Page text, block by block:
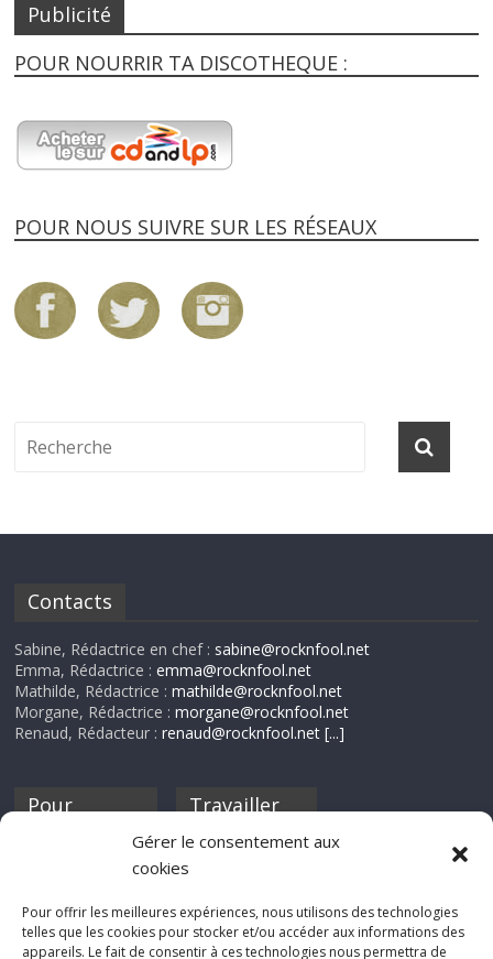
Gérer le consentement aux
cookies
Pour offrir les meilleures expériences, nous utilisons des technologies
telles que les cookies pour stocker et/ou accéder aux informations des
appareils. Le fait de consentir à ces technologies nous permettra de
Publicité
POUR NOURRIR TA DISCOTHEQUE :
POUR NOUS SUIVRE SUR LES RÉSEAUX
Contacts
Sabine, Rédactrice en chef : sabine@rocknfool.net
Emma, Rédactrice :emma@rocknfool.net
Mathilde, Rédactrice :mathilde@rocknfool.net
Morgane, Rédactrice :morgane@rocknfool.net
Renaud, Rédacteur :renaud@rocknfool.net [...]
Pour
discothèque
Travailler
Si tu souhaites
Rocknfool, n'hésite
pas à nous envoyer